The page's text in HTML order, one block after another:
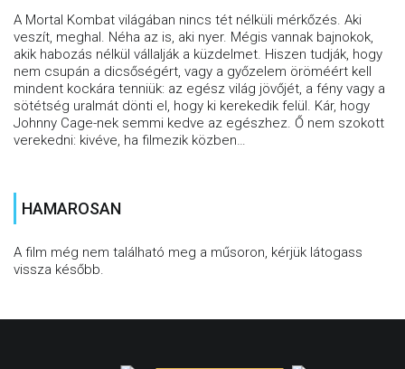
A Mortal Kombat világában nincs tét nélküli mérkőzés. Aki
veszít, meghal. Néha az is, aki nyer. Mégis vannak bajnokok,
akik habozás nélkül vállalják a küzdelmet. Hiszen tudják, hogy
nem csupán a dicsőségért, vagy a győzelem öröméért kell
mindent kockára tenniük: az egész világ jövőjét, a fény vagy a
sötétség uralmát dönti el, hogy ki kerekedik felül. Kár, hogy
Johnny Cage-nek semmi kedve az egészhez. Ő nem szokott
verekedni: kivéve, ha filmezik közben…
HAMAROSAN
A film még nem található meg a műsoron, kérjük látogass
vissza később.